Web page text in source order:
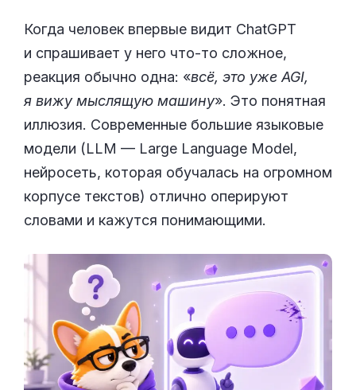
Когда человек впервые видит ChatGPT
и спрашивает у него что-то сложное,
реакция обычно одна: «всё, это уже AGI,
я вижу мыслящую машину». Это понятная
иллюзия. Современные большие языковые
модели (LLM — Large Language Model,
нейросеть, которая обучалась на огромном
корпусе текстов) отлично оперируют
словами и кажутся понимающими.